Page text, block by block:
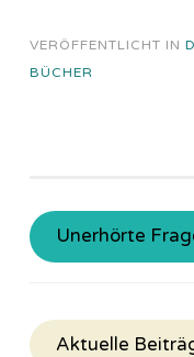
VERÖFFENTLICHT IN
BÜCHER
Unerhörte
Aktuelle